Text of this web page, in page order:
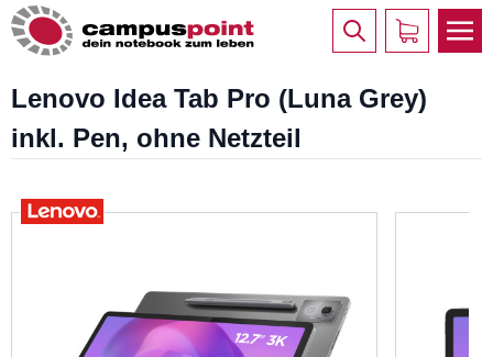
Lenovo Idea Tab Pro (Luna Grey)
inkl. Pen, ohne Netzteil